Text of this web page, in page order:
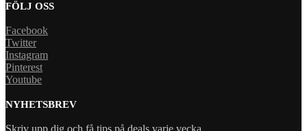
FÖLJ OSS
Facebook
Twitter
Instagram
Pinterest
Youtube
NYHETSBREV